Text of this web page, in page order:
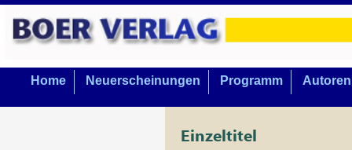
Home Neuerscheinungen Programm Autoren
Einzeltitel